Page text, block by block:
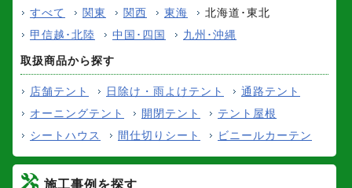
すべて 関東 関西 東海
北海道･東北
甲信越･北陸
中国･四国 九州･沖縄
取扱商品から探す
店舗テント 日除け・雨よけテント
通路テント
オーニングテント
開閉テント
テント屋根
シートハウス
間仕切りシート ビニールカーテン
施工事例を探す